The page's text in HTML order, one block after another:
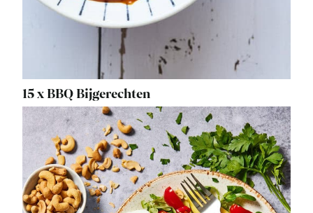
15 x BBQ Bijgerechten